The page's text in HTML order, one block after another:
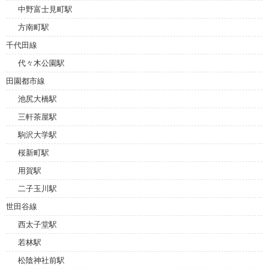
中野富士見町駅
方南町駅
千代田線
代々木公園駅
田園都市線
池尻大橋駅
三軒茶屋駅
駒沢大学駅
桜新町駅
用賀駅
二子玉川駅
世田谷線
西太子堂駅
若林駅
松陰神社前駅